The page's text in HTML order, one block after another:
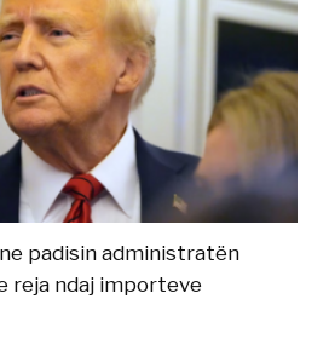
padisin administratën
reja ndaj importeve